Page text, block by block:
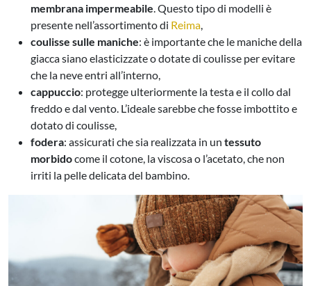
membrana impermeabile. Questo tipo di modelli è
presente nell’assortimento di Reima,
coulisse sulle maniche: è importante che le maniche della
giacca siano elasticizzate o dotate di coulisse per evitare
che la neve entri all’interno,
cappuccio: protegge ulteriormente la testa e il collo dal
freddo e dal vento. L’ideale sarebbe che fosse imbottito e
dotato di coulisse,
fodera: assicurati che sia realizzata in un tessuto
morbidocome il cotone, la viscosa o l’acetato, che non
irriti la pelle delicata del bambino.